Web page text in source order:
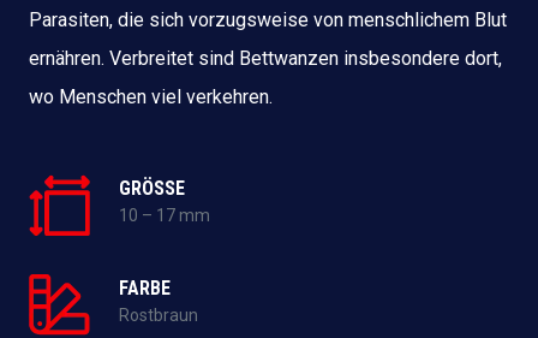
Parasiten, die sich vorzugsweise von menschlichem Blut
ernähren. Verbreitet sind Bettwanzen insbesondere dort,
wo Menschen viel verkehren.
GRÖSSE
10 – 17 mm
FARBE
Rostbraun